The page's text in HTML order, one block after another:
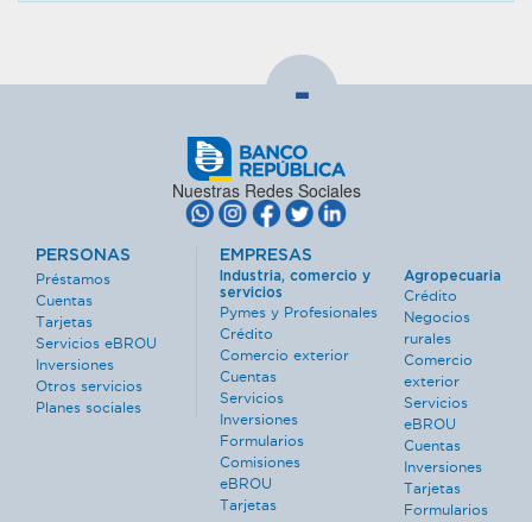
-
Nuestras Redes Sociales
PERSONAS
Préstamos
Cuentas
Tarjetas
Servicios eBROU
Inversiones
Otros servicios
Planes sociales
EMPRESAS
Industria, comercio y
servicios
Pymes y Profesionales
Crédito
Comercio exterior
Cuentas
Servicios
Inversiones
Formularios
Comisiones
eBROU
Tarjetas
Agropecuaria
Crédito
Negocios
rurales
Comercio
exterior
Servicios
eBROU
Cuentas
Inversiones
Tarjetas
Formularios